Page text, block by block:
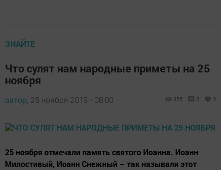
ЗНАЙТЕ
Что сулят нам народные приметы на 25
ноября
автор, 25 ноября 2019 - 08:00 955 0 0
25 ноября отмечали память святого Иоанна. Иоанн
Милостивый, Иоанн Снежный – так называли этот